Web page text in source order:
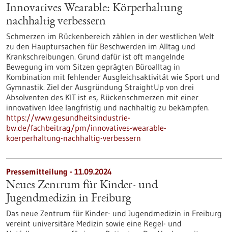
Innovatives Wearable: Körperhaltung
nachhaltig verbessern
Schmerzen im Rückenbereich zählen in der westlichen Welt
zu den Hauptursachen für Beschwerden im Alltag und
Krankschreibungen. Grund dafür ist oft mangelnde
Bewegung im vom Sitzen geprägten Büroalltag in
Kombination mit fehlender Ausgleichsaktivität wie Sport und
Gymnastik. Ziel der Ausgründung StraightUp von drei
Absolventen des KIT ist es, Rückenschmerzen mit einer
innovativen Idee langfristig und nachhaltig zu bekämpfen.
https://www.gesundheitsindustrie-
bw.de/fachbeitrag/pm/innovatives-wearable-
koerperhaltung-nachhaltig-verbessern
Pressemitteilung - 11.09.2024
Neues Zentrum für Kinder- und
Jugendmedizin in Freiburg
Das neue Zentrum für Kinder- und Jugendmedizin in Freiburg
vereint universitäre Medizin sowie eine Regel- und